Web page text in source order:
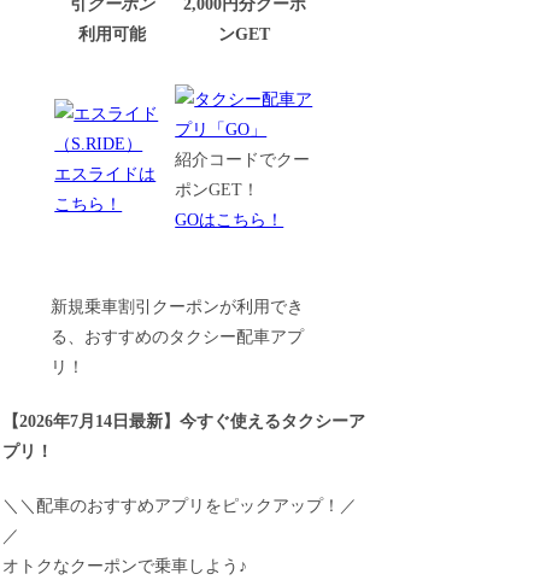
引 クーポン
利用可能
2,000円分クーポ
ンGET
エスライドは
こちら！
紹介コードでクー
ポンGET！
GOはこちら！
新規乗車割引クーポンが利用でき
る、おすすめのタクシー配車アプ
リ！
【2026年7月14日最新】今すぐ使えるタクシーア
プリ！
＼＼配車のおすすめアプリをピックアップ！／
／
オトクなクーポンで乗車しよう♪